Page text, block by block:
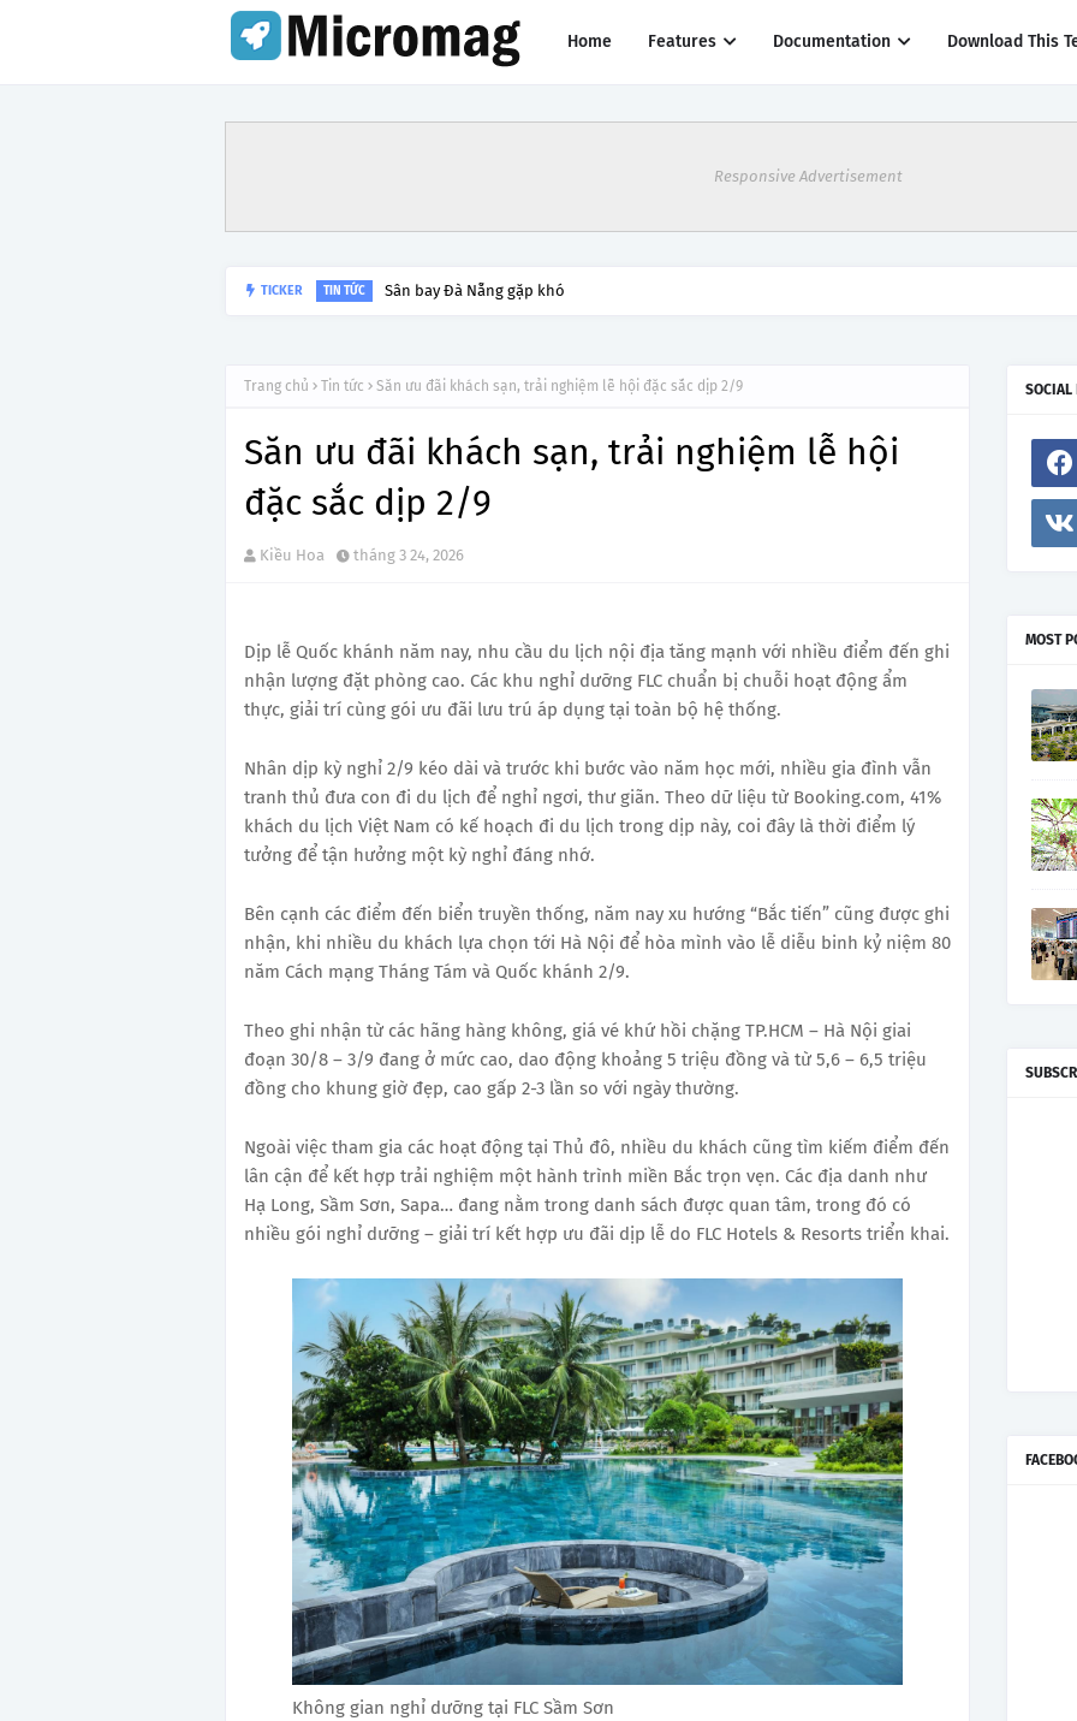
Home Features Documentation Download This
Responsive Advertisement
TICKER TIN TỨC Sân bay Đà Nẵng gặp khó
Trang chủ Tin tức Săn ưu đãi khách sạn, trải nghiệm lễ hội đặc sắc dịp 2/9
Săn ưu đãi khách sạn, trải nghiệm lễ hội
đặc sắc dịp 2/9
Kiều Hoa tháng 3 24, 2026
Dịp lễ Quốc khánh năm nay, nhu cầu du lịch nội địa tăng mạnh với nhiều điểm đến ghi
nhận lượng đặt phòng cao. Các khu nghỉ dưỡng FLC chuẩn bị chuỗi hoạt động ẩm
thực, giải trí cùng gói ưu đãi lưu trú áp dụng tại toàn bộ hệ thống.
Nhân dịp kỳ nghỉ 2/9 kéo dài và trước khi bước vào năm học mới, nhiều gia đình vẫn
tranh thủ đưa con đi du lịch để nghỉ ngơi, thư giãn. Theo dữ liệu từ Booking.com, 41%
khách du lịch Việt Nam có kế hoạch đi du lịch trong dịp này, coi đây là thời điểm lý
tưởng để tận hưởng một kỳ nghỉ đáng nhớ.
Bên cạnh các điểm đến biển truyền thống, năm nay xu hướng “Bắc tiến” cũng được ghi
nhận, khi nhiều du khách lựa chọn tới Hà Nội để hòa mình vào lễ diễu binh kỷ niệm 80
năm Cách mạng Tháng Tám và Quốc khánh 2/9.
Theo ghi nhận từ các hãng hàng không, giá vé khứ hồi chặng TP.HCM – Hà Nội giai
đoạn 30/8 – 3/9 đang ở mức cao, dao động khoảng 5 triệu đồng và từ 5,6 – 6,5 triệu
đồng cho khung giờ đẹp, cao gấp 2-3 lần so với ngày thường.
Ngoài việc tham gia các hoạt động tại Thủ đô, nhiều du khách cũng tìm kiếm điểm đến
lân cận để kết hợp trải nghiệm một hành trình miền Bắc trọn vẹn. Các địa danh như
Hạ Long, Sầm Sơn, Sapa… đang nằm trong danh sách được quan tâm, trong đó có
nhiều gói nghỉ dưỡng – giải trí kết hợp ưu đãi dịp lễ do FLC Hotels & Resorts triển khai.
Không gian nghỉ dưỡng tại FLC Sầm Sơn
SOCIAL
MOST